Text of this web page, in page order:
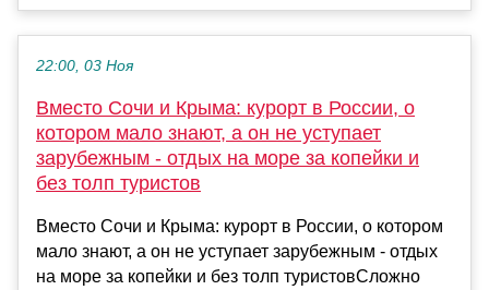
22:00, 03 Ноя
Вместо Сочи и Крыма: курорт в России, о
котором мало знают, а он не уступает
зарубежным - отдых на море за копейки и
без толп туристов
Вместо Сочи и Крыма: курорт в России, о котором
мало знают, а он не уступает зарубежным - отдых
на море за копейки и без толп туристовСложно